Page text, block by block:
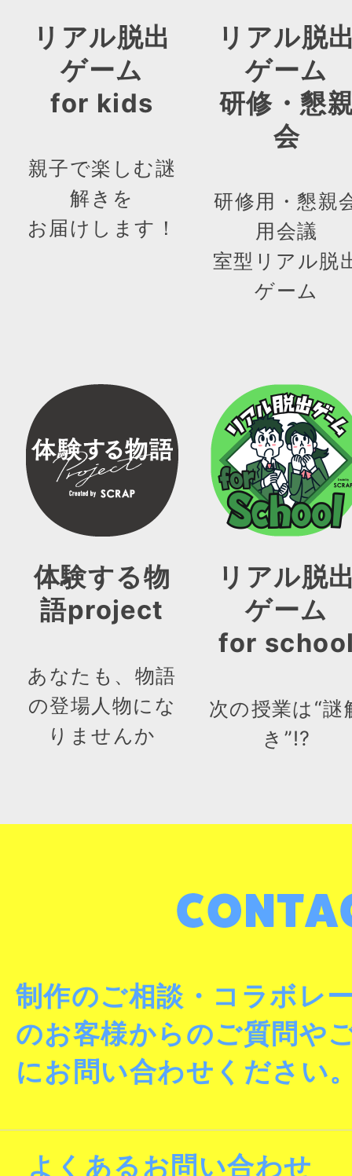
リアル脱出
ゲーム
for kids
親子で楽しむ謎
解きを
お届けします！
リアル脱
ゲーム
研修・懇
会
研修用・懇親
用会議
室型リアル脱
ゲーム
体験する物
語project
あなたも、物語
の登場人物にな
りませんか
リアル脱
ゲーム
for
次の授業は“謎
き”!?
制作のご相談・コラボレ
のお客様からのご質問や
にお問い合わせください
よくあるお問い合わせ